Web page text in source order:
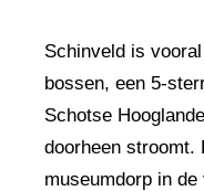
Schinveld is
bossen, een 5-
Schotse
doorheen stroomt.
museumdorp in